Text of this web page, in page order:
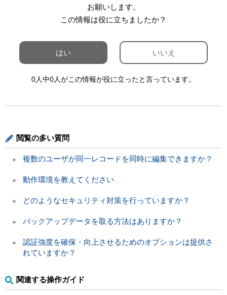
お願いします。
この情報は役に立ちましたか？
はい いいえ
0人中0人がこの情報が役に立ったと言っています。
閲覧の多い質問
複数のユーザが同一レコードを同時に編集できますか？
動作環境を教えてください
どのようなセキュリティ対策を行っていますか？
バックアップデータを取る方法はありますか？
認証強度を確保・向上させるためのオプションは提供さ
れていますか？
関連する操作ガイド